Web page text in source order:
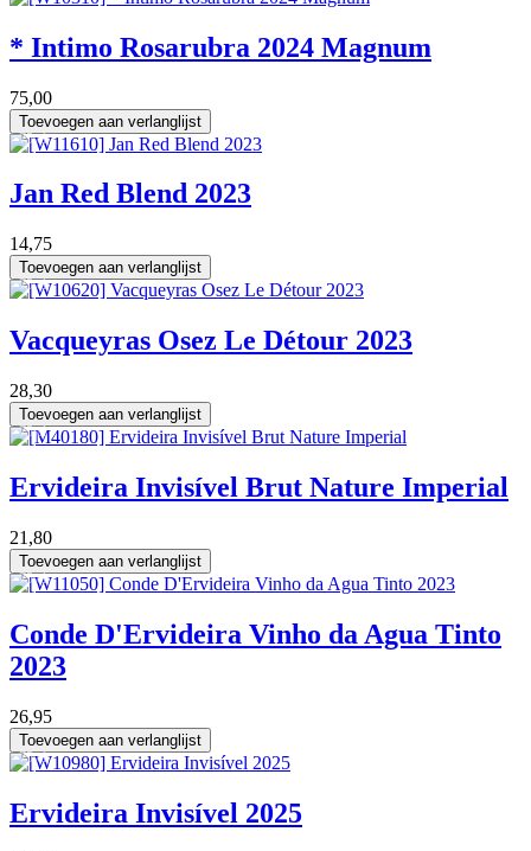
* Intimo Rosarubra 2024 Magnum
75,00
Toevoegen aan verlanglijst
75 cl
Jan Red Blend 2023
14,75
Toevoegen aan verlanglijst
75 cl
Vacqueyras Osez Le Détour 2023
28,30
Toevoegen aan verlanglijst
75 cl
Ervideira Invisível Brut Nature Imperial
21,80
Toevoegen aan verlanglijst
75 cl
Conde D'Ervideira Vinho da Agua Tinto
2023
26,95
Toevoegen aan verlanglijst
75 cl
Ervideira Invisível 2025